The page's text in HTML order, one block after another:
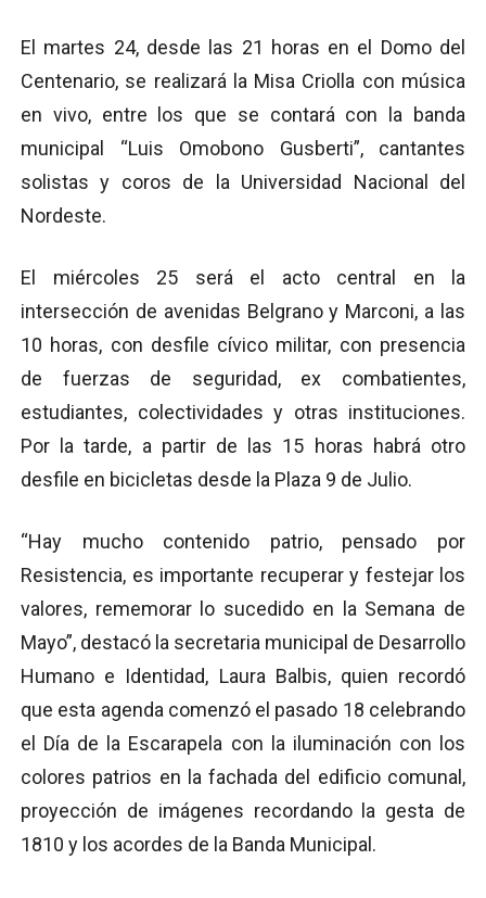
El martes 24, desde las 21 horas en el Domo del
Centenario, se realizará la Misa Criolla con música
en vivo, entre los que se contará con la banda
municipal “Luis Omobono Gusberti”, cantantes
solistas y coros de la Universidad Nacional del
Nordeste.
El miércoles 25 será el acto central en la
intersección de avenidas Belgrano y Marconi, a las
10 horas, con desfile cívico militar, con presencia
de fuerzas de seguridad, ex combatientes,
estudiantes, colectividades y otras instituciones.
Por la tarde, a partir de las 15 horas habrá otro
desfile en bicicletas desde la Plaza 9 de Julio.
“Hay mucho contenido patrio, pensado por
Resistencia, es importante recuperar y festejar los
valores, rememorar lo sucedido en la Semana de
Mayo”, destacó la secretaria municipal de Desarrollo
Humano e Identidad, Laura Balbis, quien recordó
que esta agenda comenzó el pasado 18 celebrando
el Día de la Escarapela con la iluminación con los
colores patrios en la fachada del edificio comunal,
proyección de imágenes recordando la gesta de
1810 y los acordes de la Banda Municipal.